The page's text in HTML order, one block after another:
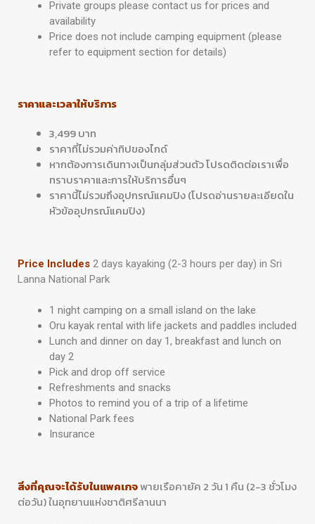
Private groups please contact us for prices and
availability
Price does not include camping equipment (please
refer to equipment section for details)
ราคาและเวลาให้บริการ
3,499 บาท
ราคาที่ไม่รวมค่าทิปของไกด์
หากต้องการเดินทางเป็นกลุ่มส่วนตัว โปรดติดต่อเราเพื่อ
ทราบราคาและการให้บริการอื่นๆ
ราคานี้ไม่รวมถึงอุปกรณ์แคมปิง (โปรดอ่านรายละเอียดใน
หัวข้ออุปกรณ์แคมปิง)
Price Includes 2 days kayaking (2-3 hours per day) in Sri
Lanna National Park
1 night camping on a small island on the lake
Oru kayak rental with life jackets and paddles included
Lunch and dinner on day 1, breakfast and lunch on
day 2
Pick and drop off service
Refreshments and snacks
Photos to remind you of a trip of a lifetime
National Park fees
Insurance
สิ่งที่คุณจะได้รับในแพคเกจพายเรือคายัค 2 วัน 1 คืน (2-3 ชั่วโมง
ต่อวัน) ในอุทยานแห่งชาติศรีลานนา